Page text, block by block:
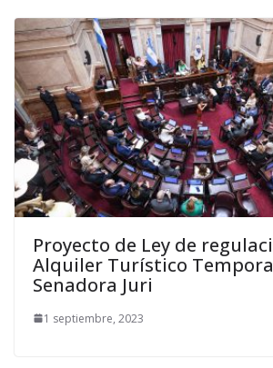
Proyecto de Ley de
Alquiler Turístico
Senadora Juri
1 septiembre, 2023